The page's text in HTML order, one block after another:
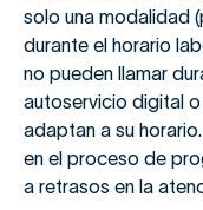
solo una modalidad
durante el horario
no pueden llamar
autoservicio digital
adaptan a su
en el proceso de
a retrasos en la